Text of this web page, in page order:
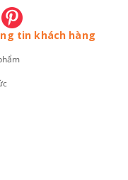
tin khách hàng